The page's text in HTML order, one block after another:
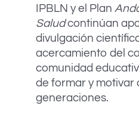
IPBLN y el Plan
Saludcontinúan
divulgación
acercamiento del
comunidad
de formar y motivar
generaciones.